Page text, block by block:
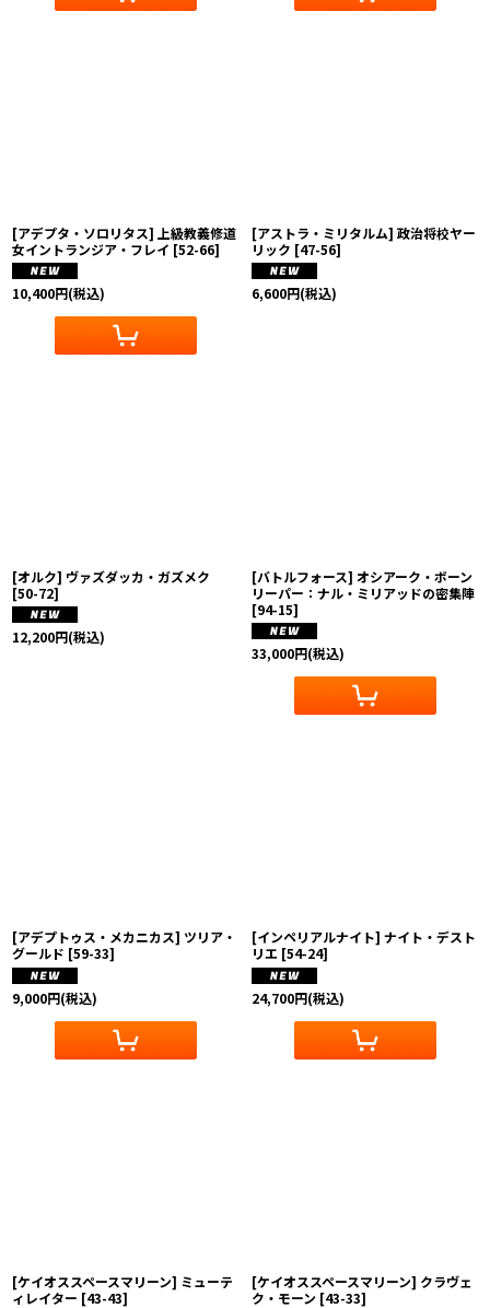
[アデプタ・ソロリタス] 上級教義修道
女イントランジア・フレイ [52-66]
10,400円(税込)
[アストラ・ミリタルム] 政治将校ヤー
リック [47-56]
6,600円(税込)
[オルク] ヴァズダッカ・ガズメク
[50-72]
12,200円(税込)
[バトルフォース] オシアーク・ボーン
リーパー：ナル・ミリアッドの密集陣
[94-15]
33,000円(税込)
[アデプトゥス・メカニカス] ツリア・
グールド [59-33]
9,000円(税込)
[インペリアルナイト] ナイト・デスト
リエ [54-24]
24,700円(税込)
[ケイオススペースマリーン] ミューテ
ィレイター [43-43]
[ケイオススペースマリーン] クラヴェ
ク・モーン [43-33]